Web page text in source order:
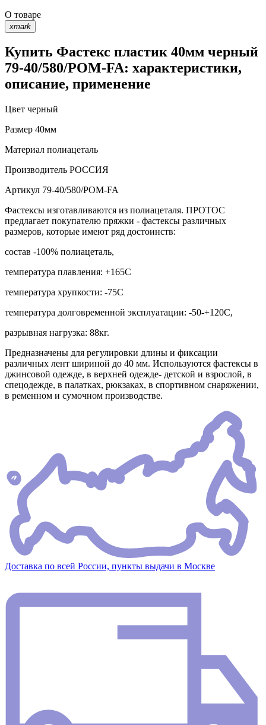
О товаре
xmark
Купить Фастекс пластик 40мм черный
79-40/580/POM-FA: характеристики,
описание, применение
Цвет черный
Размер 40мм
Материал полиацеталь
Производитель РОССИЯ
Артикул 79-40/580/POM-FA
Фастексы изготавливаются из полиацеталя. ПРОТОС
предлагает покупателю пряжки - фастексы различных
размеров, которые имеют ряд достоинств:
состав -100% полиацеталь,
температура плавления: +165С
температура хрупкости: -75С
температура долговременной эксплуатации: -50-+120С,
разрывная нагрузка: 88кг.
Предназначены для регулировки длины и фиксации
различных лент шириной до 40 мм. Используются фастексы в
джинсовой одежде, в верхней одежде- детской и взрослой, в
спецодежде, в палатках, рюкзаках, в спортивном снаряжении,
в ременном и сумочном производстве.
Доставка по всей России, пункты выдачи в Москве